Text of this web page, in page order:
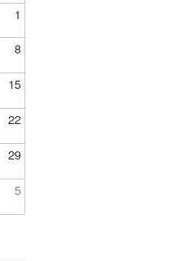
1
8
15
22
29
5